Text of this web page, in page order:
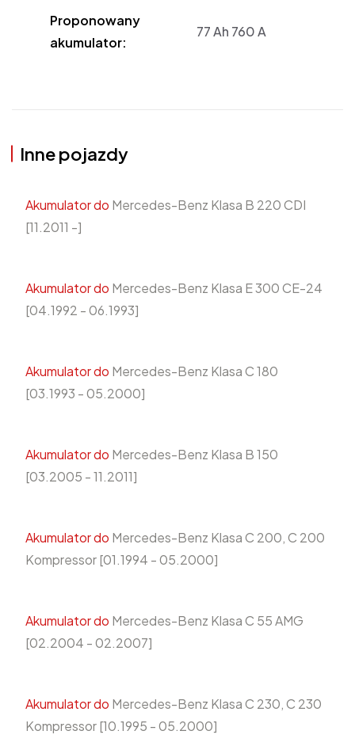
Proponowany
akumulator:
77 Ah 760 A
Inne pojazdy
Akumulator do Mercedes-Benz Klasa B 220 CDI
[11.2011 -]
Akumulator do Mercedes-Benz Klasa E 300 CE-24
[04.1992 - 06.1993]
Akumulator do Mercedes-Benz Klasa C 180
[03.1993 - 05.2000]
Akumulator do Mercedes-Benz Klasa B 150
[03.2005 - 11.2011]
Akumulator do Mercedes-Benz Klasa C 200, C 200
Kompressor [01.1994 - 05.2000]
Akumulator do Mercedes-Benz Klasa C 55 AMG
[02.2004 - 02.2007]
Akumulator do Mercedes-Benz Klasa C 230, C 230
Kompressor [10.1995 - 05.2000]